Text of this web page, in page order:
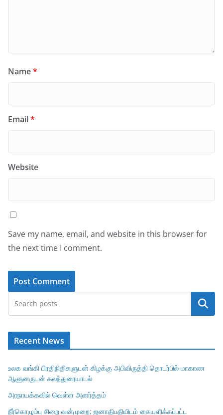
Name*
Email*
Website
Save my name, email, and website in this browser for
the next time I comment.
Search
Recent News
உலக வங்கி பிரதிநிதிகளுடன் கிழக்கு அபிவிருத்தி தொடர்பில் மாகாண
ஆளுனருடன் கலந்துரையாடல்
அரநாயக்கவில் வெள்ள அனர்த்தம்
நீர்கொழும்பு சிறை வன்முறை; ஜனாதிபதியிடம் கையளிக்கப்பட்ட